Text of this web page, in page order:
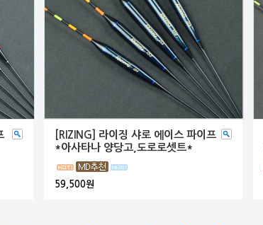
[RIZING] 라이징 샤로 에이스 파이프
*아사타나 양당고,도로로셋트*
59,500원